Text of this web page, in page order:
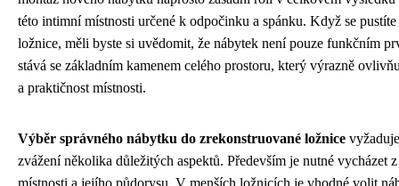
této intimní místnosti určené k odpočinku a spánku. Když se
ložnice, měli byste si uvědomit, že nábytek není pouze funkčním
stává se základním kamenem celého prostoru, který výrazně
a praktičnost místnosti.
Výběr správného nábytku do zrekonstruované ložnice
zvážení několika důležitých aspektů. Především je nutné vycházet